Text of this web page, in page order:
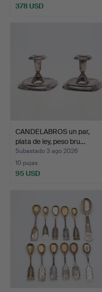
378 USD
CANDELABROS un par,
plata de ley, peso bru…
Subastado 3 ago 2026
10 pujas
95 USD